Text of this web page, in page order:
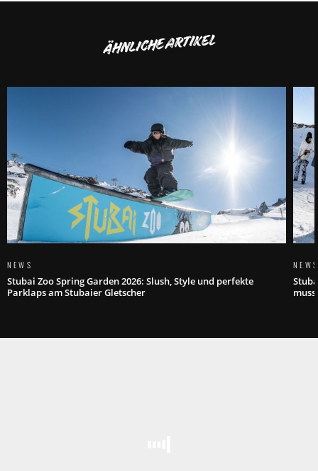
ÄHNLICHE ARTIKEL
NEWS
Stubai Zoo Spring Garden 2026: Slush, Style und perfekte
Parklaps am Stubaier Gletscher
NEWS